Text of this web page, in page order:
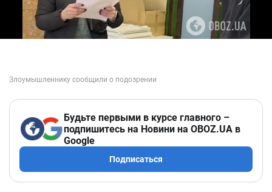
Будьте первыми в курсе главного –
подпишитесь на Новини на OBOZ.UA в
Google
Подписаться